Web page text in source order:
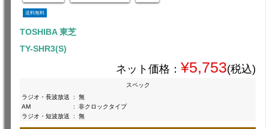
送料無料
TOSHIBA 東芝
TY-SHR3(S)
ネット価格： ¥5,753(税込)
スペック
ラジオ・長波放送
:
無
AM
:
非クロックタイプ
ラジオ・短波放送
: 無